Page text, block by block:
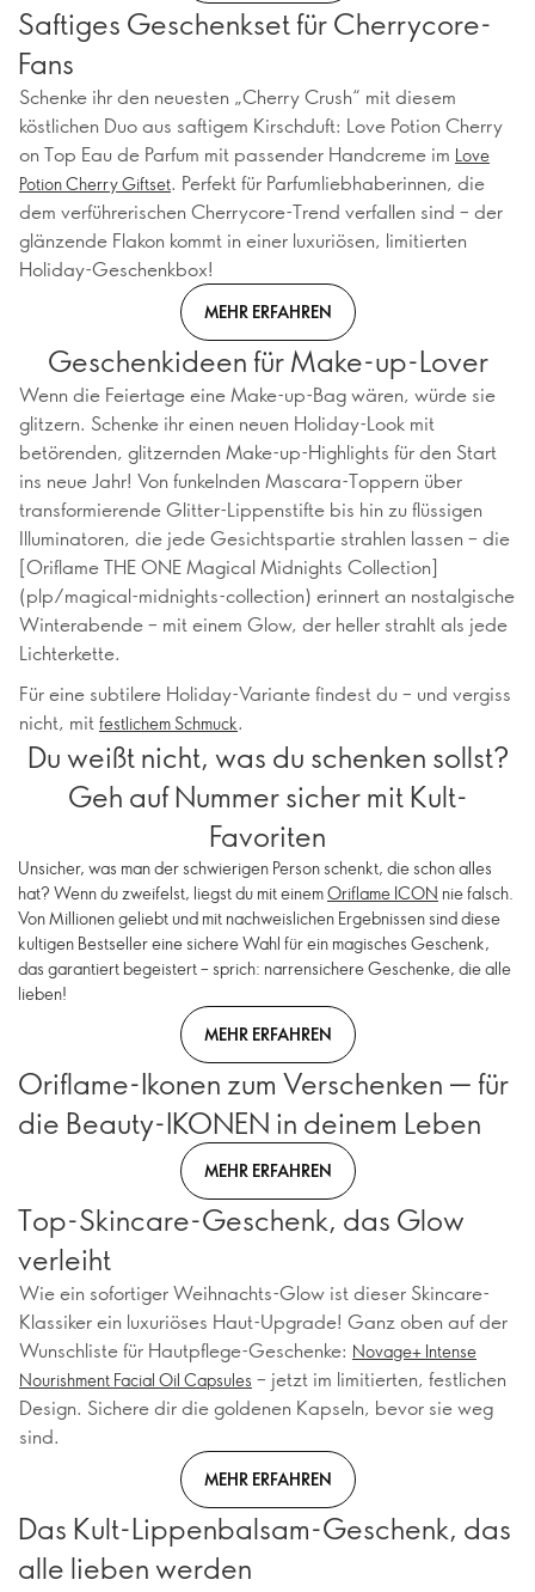
Saftiges Geschenkset für Cherrycore-
Fans
Schenke ihr den neuesten „Cherry Crush“ mit diesem
köstlichen Duo aus saftigem Kirschduft: Love Potion Cherry
on Top Eau de Parfum mit passender Handcreme im Love
Potion Cherry Giftset. Perfekt für Parfumliebhaberinnen, die
dem verführerischen Cherrycore-Trend verfallen sind – der
glänzende Flakon kommt in einer luxuriösen, limitierten
Holiday-Geschenkbox!
MEHR ERFAHREN
Geschenkideen für Make-up-Lover
Wenn die Feiertage eine Make-up-Bag wären, würde sie
glitzern. Schenke ihr einen neuen Holiday-Look mit
betörenden, glitzernden Make-up-Highlights für den Start
ins neue Jahr! Von funkelnden Mascara-Toppern über
transformierende Glitter-Lippenstifte bis hin zu flüssigen
Illuminatoren, die jede Gesichtspartie strahlen lassen – die
[Oriflame THE ONE Magical Midnights Collection]
(plp/magical-midnights-collection) erinnert an nostalgische
Winterabende – mit einem Glow, der heller strahlt als jede
Lichterkette.
Für eine subtilere Holiday-Variante findest du – und vergiss
nicht, mit festlichem Schmuck.
Du weißt nicht, was du schenken sollst?
Geh auf Nummer sicher mit Kult-
Favoriten
Unsicher, was man der schwierigen Person schenkt, die schon alles
hat? Wenn du zweifelst, liegst du mit einemOriflame ICON nie falsch.
Von Millionen geliebt und mit nachweislichen Ergebnissen sind diese
kultigen Bestseller eine sichere Wahl für ein magisches Geschenk,
das garantiert begeistert – sprich: narrensichere Geschenke, die alle
lieben!
MEHR ERFAHREN
Oriflame-Ikonen zum Verschenken — für
die Beauty-IKONEN in deinem Leben
MEHR ERFAHREN
Top-Skincare-Geschenk, das Glow
verleiht
Wie ein sofortiger Weihnachts-Glow ist dieser Skincare-
Klassiker ein luxuriöses Haut-Upgrade! Ganz oben auf der
Wunschliste für Hautpflege-Geschenke: Novage+ Intense
Nourishment Facial Oil Capsules – jetzt im limitierten, festlichen
Design. Sichere dir die goldenen Kapseln, bevor sie weg
sind.
MEHR ERFAHREN
Das Kult-Lippenbalsam-Geschenk, das
alle lieben werden